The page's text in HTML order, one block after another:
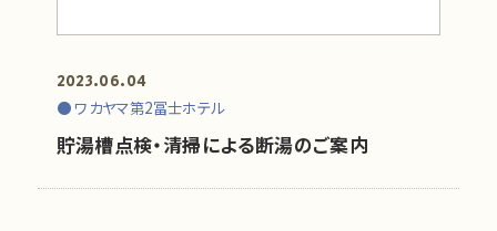
2023.06.04
ワカヤマ第2冨士ホテル
貯湯槽点検・清掃による断湯のご案内
新着情報
よくあるご質問
泊
1室あたり